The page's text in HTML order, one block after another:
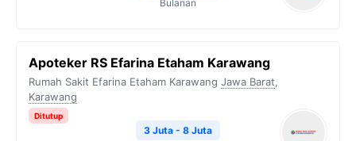
Bulanan
Apoteker RS Efarina Etaham Karawang
Rumah Sakit Efarina Etaham Karawang Jawa Barat,
Karawang
Ditutup
3 Juta - 8 Juta